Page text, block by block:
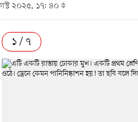
২০২৫, ১৭: ৪০
১ / ৭